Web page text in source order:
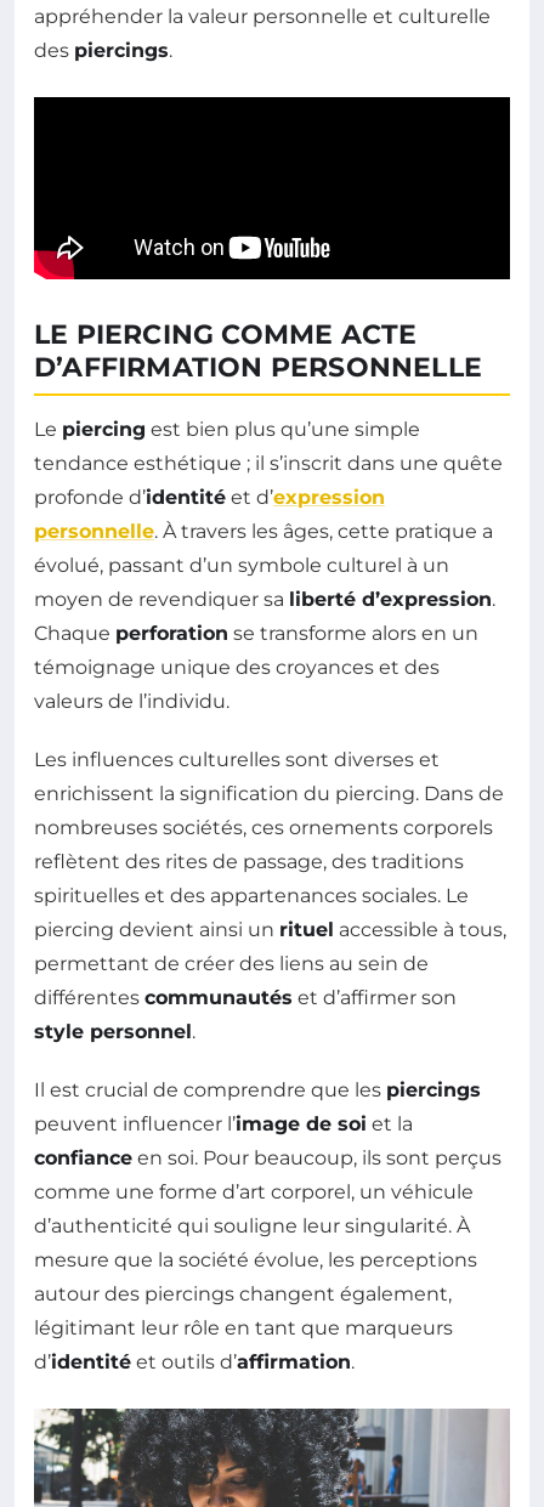
appréhender la valeur personnelle et culturelle
des piercings.
LE PIERCING COMME ACTE
D’AFFIRMATION PERSONNELLE
Le piercing est bien plus qu’une simple
tendance esthétique ; il s’inscrit dans une quête
profonde d’identité et d’expression
personnelle. À travers les âges, cette pratique a
évolué, passant d’un symbole culturel à un
moyen de revendiquer sa liberté d’expression.
Chaque perforation se transforme alors en un
témoignage unique des croyances et des
valeurs de l’individu.
Les influences culturelles sont diverses et
enrichissent la signification du piercing. Dans de
nombreuses sociétés, ces ornements corporels
reflètent des rites de passage, des traditions
spirituelles et des appartenances sociales. Le
piercing devient ainsi un rituel accessible à tous,
permettant de créer des liens au sein de
différentes communautés et d’affirmer son
style personnel.
Il est crucial de comprendre que les piercings
peuvent influencer l’image de soi et la
confiance en soi. Pour beaucoup, ils sont perçus
comme une forme d’art corporel, un véhicule
d’authenticité qui souligne leur singularité. À
mesure que la société évolue, les perceptions
autour des piercings changent également,
légitimant leur rôle en tant que marqueurs
d’identité et outils d’affirmation.